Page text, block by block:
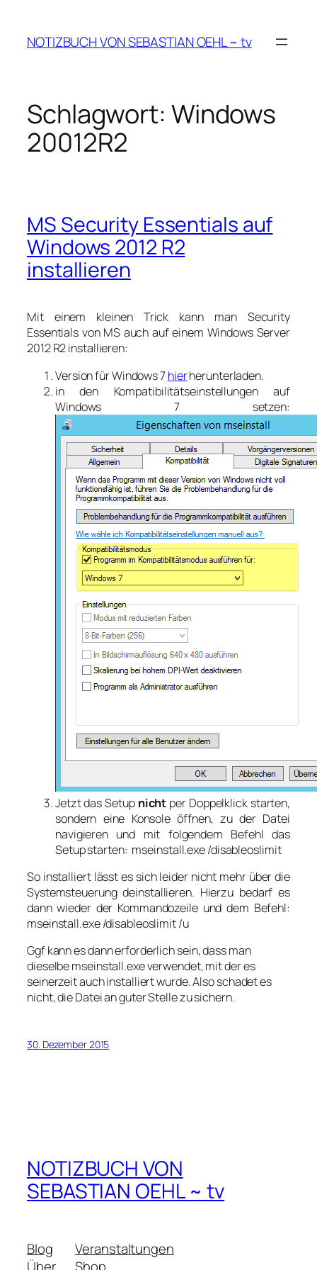
springen
NOTIZBUCH VON SEBASTIAN OEHL ~ tv
Schlagwort: Windows
20012R2
MS Security Essentials auf
Windows 2012 R2
installieren
Mit einem kleinen Trick kann man Security
Essentials von MS auch auf einem Windows Server
2012 R2 installieren:
Version für Windows 7hierherunterladen.
in den Kompatibilitätseinstellungen auf
Windows 7 setzen:
Jetzt das Setup nicht per Doppelklick starten,
sondern eine Konsole öffnen, zu der Datei
navigieren und mit folgendem Befehl das
Setup starten: mseinstall.exe /disableoslimit
So installiert lässt es sich leider nicht mehr über die
Systemsteuerung deinstallieren. Hierzu bedarf es
dann wieder der Kommandozeile und dem Befehl:
mseinstall.exe /disableoslimit /u
Ggf kann es dann erforderlich sein, dass man
dieselbe mseinstall.exe verwendet, mit der es
seinerzeit auch installiert wurde. Also schadet es
nicht, die Datei an guter Stelle zu sichern.
30. Dezember 2015
NOTIZBUCH VON
SEBASTIAN OEHL ~ tv
Blog
Veranstaltungen